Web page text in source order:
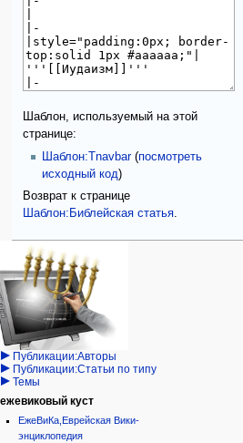
Шаблон, используемый на этой
странице:
Шаблон:Tnavbar(посмотреть
исходный код)
Возврат к странице
Шаблон:Библейская статья.
Навигация
персональные инструменты
войти
запрос
учётной
записи
категории
Израиль:Страна и
государство
Иудаизм
Народ
Проекты
Проекты/Участники/
дополнения
Публикации:Авторы
Публикации:Статьи по типу
Темы
ежевиковый куст
ЕжеВиКа,Еврейская Вики-
энциклопедия